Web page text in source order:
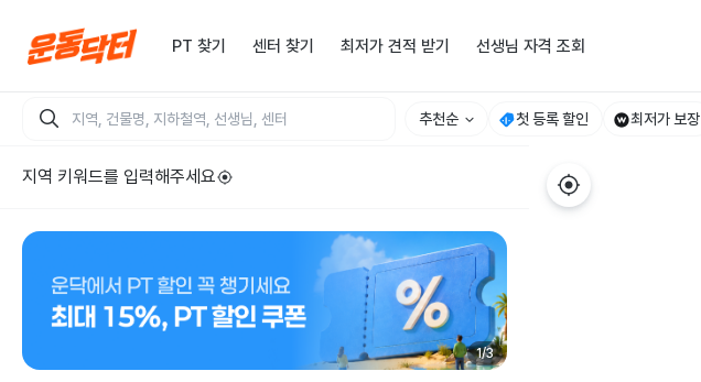
PT 찾기 센터 찾기 최저가 견적 받기 선생님 자격 조회
추천순 첫 등록 할인 최저가 보장
지역 키워드를 입력해주세요
1/3